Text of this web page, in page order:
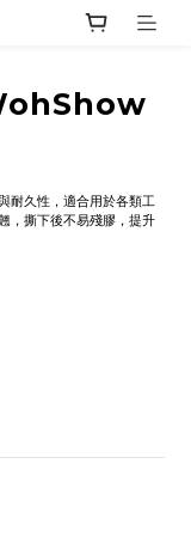
耐久性，適合用於各類工
，撕下後不易殘膠，提升